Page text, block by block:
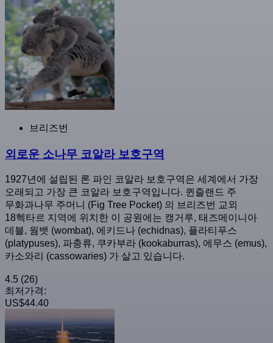
브리즈번
외로운 소나무 코알라 보호구역
1927년에 설립된 론 파인 코알라 보호구역은 세계에서 가장
오래되고 가장 큰 코알라 보호구역입니다. 퀸즐랜드 주
무화과나무 주머니 (Fig Tree Pocket) 의 브리즈번 교외
18헥타르 지역에 위치한 이 공원에는 캥거루, 태즈메이니아
데블, 웜뱃 (wombat), 에키드나 (echidnas), 플라티푸스
(platypuses), 파충류, 쿠카부라 (kookaburras), 에무스 (emus),
카소와리 (cassowaries) 가 살고 있습니다.
4.5 (26)
최저가격:
US$44.40